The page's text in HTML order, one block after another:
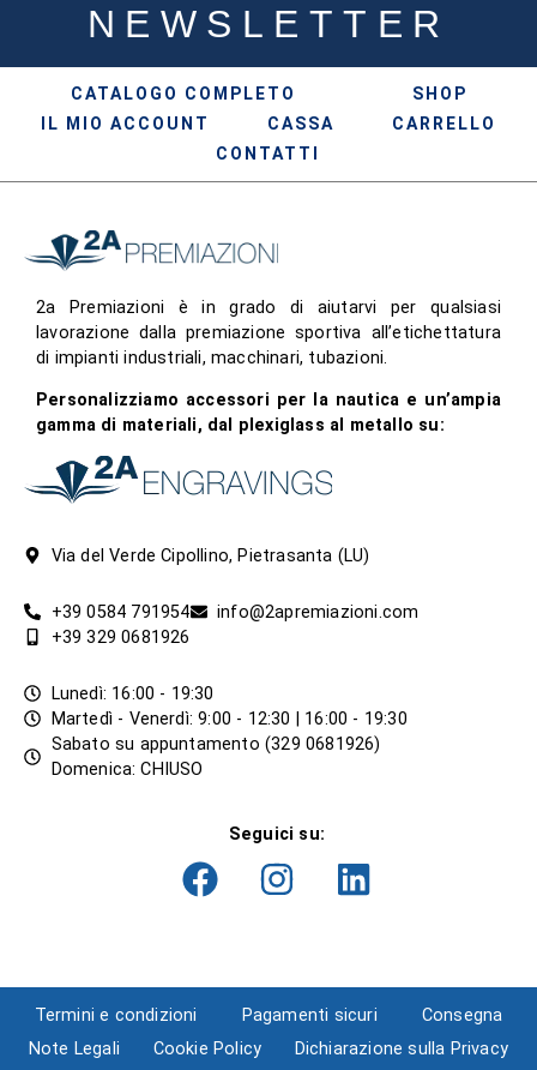
NEWSLETTER
CATALOGO COMPLETO
SHOP
IL MIO ACCOUNT
CASSA
CARRELLO
CONTATTI
2a Premiazioni è in grado di aiutarvi per qualsiasi
lavorazione dalla premiazione sportiva all’etichettatura
di impianti industriali, macchinari, tubazioni.
Personalizziamo accessori per la nautica e un’ampia
gamma di materiali, dal plexiglass al metallo su:
Via del Verde Cipollino, Pietrasanta (LU)
+39 0584 791954
info@2apremiazioni.com
+39 329 0681926
Lunedì: 16:00 - 19:30
Martedì - Venerdì: 9:00 - 12:30 | 16:00 - 19:30
Sabato su appuntamento (329 0681926)
Domenica: CHIUSO
Seguici su:
Termini e condizioni Pagamenti sicuri
Consegna
Note Legali
Cookie Policy Dichiarazione sulla Privacy